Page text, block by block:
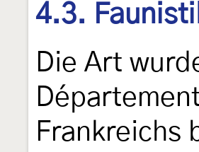
4.3.
Die Art
Frankreichs